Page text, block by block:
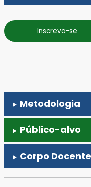
Inscreva-se
Metodologia
Público-alvo
Corpo Docente